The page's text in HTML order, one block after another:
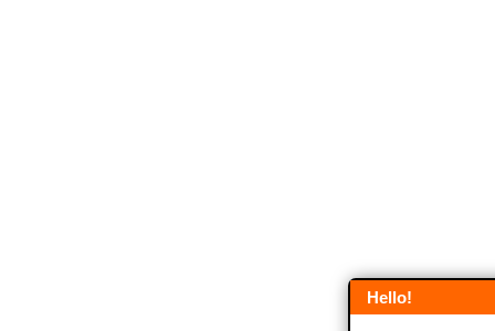
Hello!